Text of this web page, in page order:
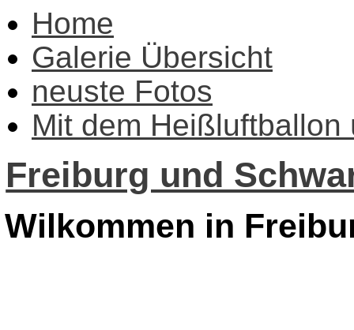
Home
Galerie Übersicht
neuste Fotos
Mit dem Heißluftballon
Freiburg und
Wilkommen in